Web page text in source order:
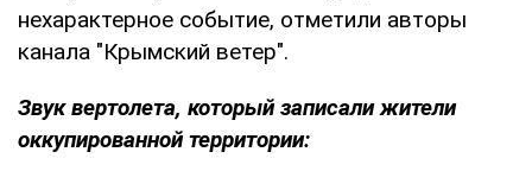
нехарактерное событие, отметили авторы
канала "Крымский ветер".
Звук вертолета, который записали жители
оккупированной территории: